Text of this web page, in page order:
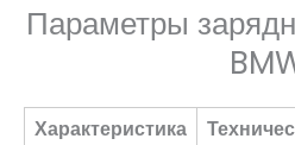
Параметры
Характеристика